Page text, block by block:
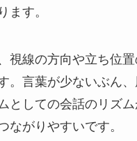
ます。
視線の方向や立ち位
。言葉が少ないぶん、
としての会話のリズ
ながりやすいです。